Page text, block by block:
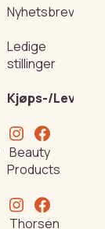
Nyhetsbrev
Ledige
stillinger
Kjøps-/
Beauty
Products
Thorsen